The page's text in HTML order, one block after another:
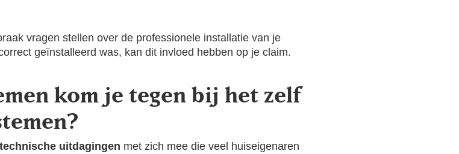
vragen stellen over de professionele installatie van je
geïnstalleerd was, kan dit invloed hebben op je claim.
kom je tegen bij het zelf
technische uitdagingen met zich mee die veel huiseigenaren